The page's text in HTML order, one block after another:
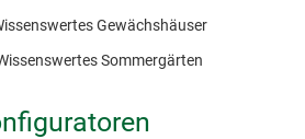
Gewächshäuser
Sommergärten